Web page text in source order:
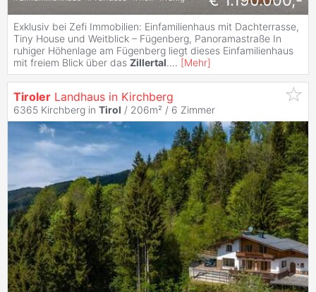
Exklusiv bei Zefi Immobilien: Einfamilienhaus mit Dachterrasse,
Tiny House und Weitblick – Fügenberg, Panoramastraße In
ruhiger Höhenlage am Fügenberg liegt dieses Einfamilienhaus
mit freiem Blick über das Zillertal.... [Mehr]
Tiroler Landhaus in Kirchberg
6365 Kirchberg in Tirol / 206m² / 6 Zimmer